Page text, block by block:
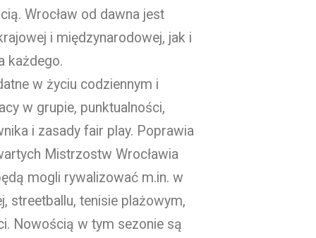
Wrocław od dawna jest
i międzynarodowej, jak i
każdego.
w życiu codziennym i
w grupie, punktualności,
i zasady fair play. Poprawia
Mistrzostw Wrocławia
mogli rywalizować m.in. w
streetballu, tenisie plażowym,
Nowością w tym sezonie są